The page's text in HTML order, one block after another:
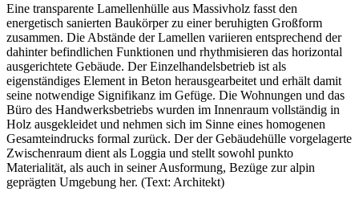
Eine transparente Lamellenhülle aus Massivholz fasst den
energetisch sanierten Baukörper zu einer beruhigten Großform
zusammen. Die Abstände der Lamellen variieren entsprechend der
dahinter befindlichen Funktionen und rhythmisieren das horizontal
ausgerichtete Gebäude. Der Einzelhandelsbetrieb ist als
eigenständiges Element in Beton herausgearbeitet und erhält damit
seine notwendige Signifikanz im Gefüge. Die Wohnungen und das
Büro des Handwerksbetriebs wurden im Innenraum vollständig in
Holz ausgekleidet und nehmen sich im Sinne eines homogenen
Gesamteindrucks formal zurück. Der der Gebäudehülle vorgelagerte
Zwischenraum dient als Loggia und stellt sowohl punkto
Materialität, als auch in seiner Ausformung, Bezüge zur alpin
geprägten Umgebung her. (Text: Architekt)